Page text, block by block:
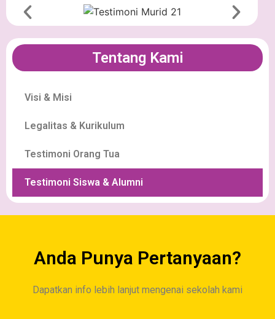
Tentang Kami
Visi & Misi
Legalitas & Kurikulum
Testimoni Orang Tua
Testimoni Siswa & Alumni
Anda Punya Pertanyaan?
Dapatkan info lebih lanjut mengenai sekolah kami